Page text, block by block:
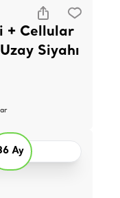
+ Cellular
Siyahı
Ay